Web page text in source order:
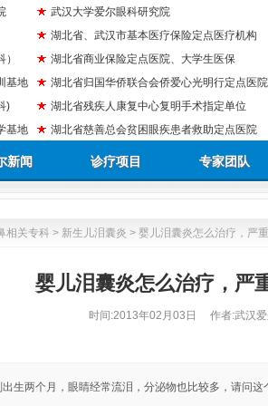
基地
)
基地
武汉大学爱尔眼科研究院
湖北省、武汉市基本医疗保险定点医疗机构
湖北省商业保险定点医院、大学生医保
湖北省归国华侨联合会侨爱心光明行定点医院
湖北省残疾人康复中心复明手术指定单位
湖北省慈善总会贫困眼疾患者救助定点医院
新闻 诊疗项目 专家团队
相关专科 > 新生儿泪囊炎 > 婴儿泪囊炎怎么治疗，严
婴儿泪囊炎怎么治疗，严
时间:2013年02月03日 作者:武汉爱
生两个月，眼睛经常流泪，分泌物也比较多，请问